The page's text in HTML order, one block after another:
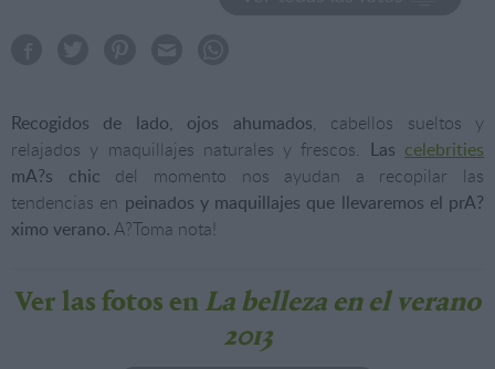
Recogidos de lado, ojos ahumados, cabellos sueltos y
relajados y maquillajes naturales y frescos. Las celebrities
mA?s chic del momento nos ayudan a recopilar las
tendencias en peinados y maquillajes que llevaremos el prA?
ximo verano.A?Toma nota!
Ver las fotos en La belleza en el verano
2013